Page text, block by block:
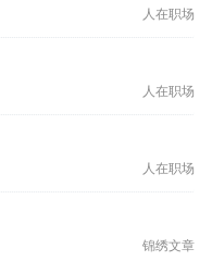
人在职场
人在职场
人在职场
锦绣文章